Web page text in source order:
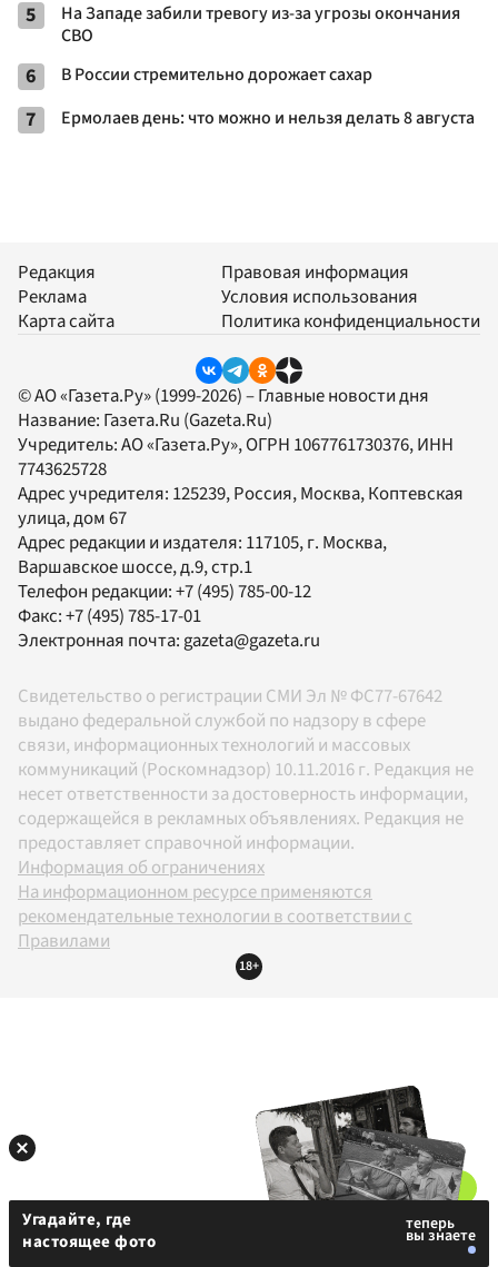
5
На Западе забили тревогу из-за угрозы окончания
СВО
6 В России стремительно дорожает сахар
7 Ермолаев день: что можно и нельзя делать 8 августа
Редакция
Реклама
Карта сайта
Правовая информация
Условия использования
Политика конфиденциальности
© АО «Газета.Ру» (1999-2026) – Главные новости дня
Название: Газета.Ru (Gazeta.Ru)
Учредитель:АО «Газета.Ру», ОГРН 1067761730376, ИНН
7743625728
Адрес учредителя: 125239, Россия, Москва, Коптевская
улица, дом 67
Адрес редакции и издателя: 117105, г. Москва,
Варшавское шоссе, д.9, стр.1
Телефон редакции:+7 (495) 785-00-12
Факс:+7 (495) 785-17-01
Электронная почта: gazeta@gazeta.ru
Свидетельство о регистрации СМИ Эл № ФС77-67642
выдано федеральной службой по надзору в сфере
связи, информационных технологий и массовых
коммуникаций (Роскомнадзор) 10.11.2016 г. Редакция не
несет ответственности за достоверность информации,
содержащейся в рекламных объявлениях. Редакция не
предоставляет справочной информации.
Информация об ограничениях
На информационном ресурсе применяются
рекомендательные технологии в соответствии с
Правилами
18+
Угадайте, где
настоящее фото